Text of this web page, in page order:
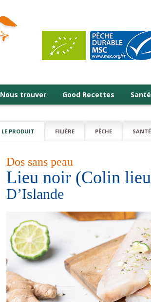
Nous trouver Good Recettes Santé
LE PRODUIT FILIÈRE PÊCHE SANTÉ
Dos sans peau
Lieu noir (Colin
D’Islande